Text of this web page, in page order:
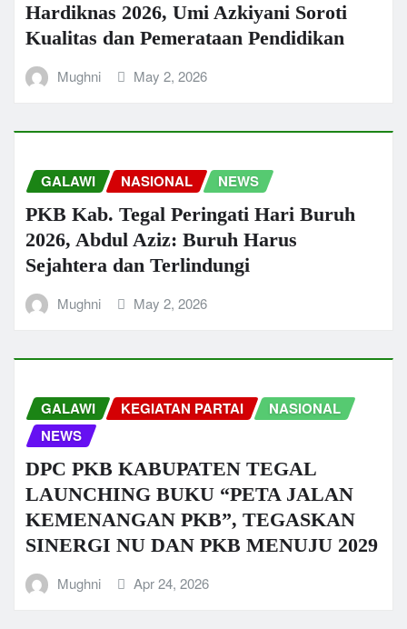
Hardiknas 2026, Umi Azkiyani Soroti
Kualitas dan Pemerataan Pendidikan
Mughni May 2, 2026
GALAWI NASIONAL NEWS
PKB Kab. Tegal Peringati Hari Buruh
2026, Abdul Aziz: Buruh Harus
Sejahtera dan Terlindungi
Mughni May 2, 2026
GALAWI KEGIATAN PARTAI
NASIONAL
NEWS
DPC PKB KABUPATEN TEGAL
LAUNCHING BUKU “PETA JALAN
KEMENANGAN PKB”, TEGASKAN
SINERGI NU DAN PKB MENUJU 2029
Mughni Apr 24, 2026